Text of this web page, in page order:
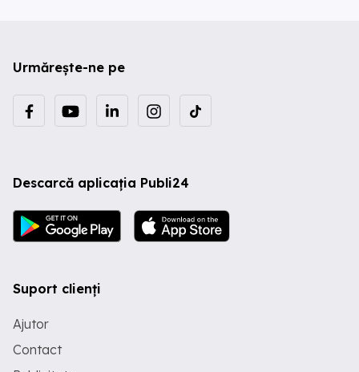
Urmărește-ne pe
Descarcă aplicația Publi24
Suport clienți
Ajutor
Contact